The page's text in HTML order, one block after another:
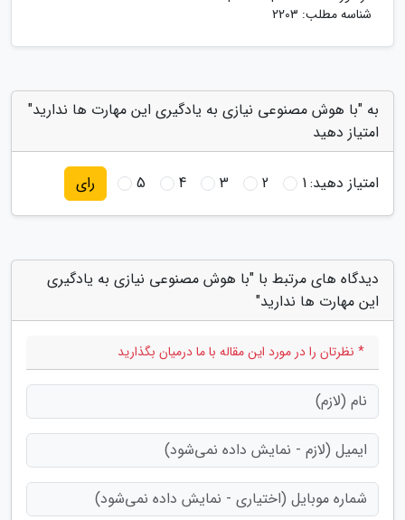
شناسه مطلب: 2203
به "با هوش مصنوعی نیازی به یادگیری این مهارت ها ندارید"
امتیاز دهید
امتیاز دهید:1
2
3
4
5 رای
دیدگاه های مرتبط با "با هوش مصنوعی نیازی به یادگیری
این مهارت ها ندارید"
* نظرتان را در مورد این مقاله با ما درمیان بگذارید